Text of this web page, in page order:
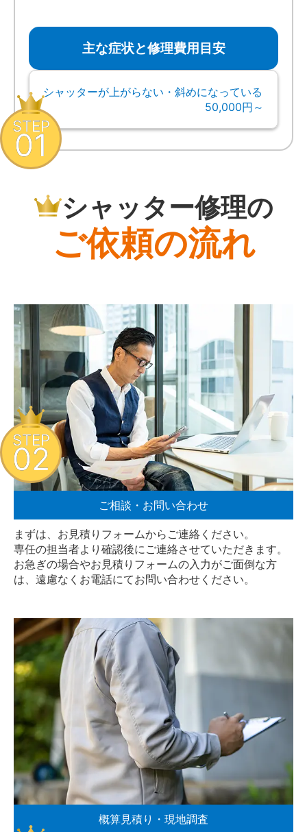
主な症状と修理費用目安
シャッターが上がらない・斜めになっている
50,000円～
シャッター修理の
ご依頼の流れ
STEP
01
ご相談・お問い合わせ
まずは、お見積りフォームからご連絡ください。
専任の担当者より確認後にご連絡させていただきます。
お急ぎの場合やお見積りフォームの入力がご面倒な方
は、遠慮なく お電話にてお問い合わせください。
STEP
02
概算見積り・現地調査